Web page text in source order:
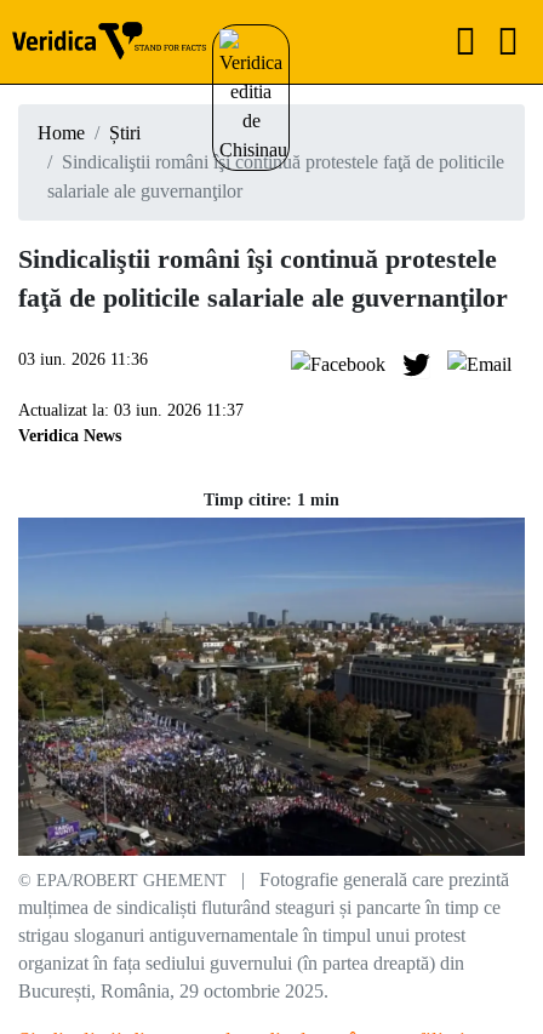
Home
Știri
Sindicaliştii români îşi continuă protestele faţă de politicile
salariale ale guvernanţilor
Sindicaliştii români îşi continuă protestele
faţă de politicile salariale ale guvernanţilor
© EPA/ROBERT GHEMENT
| Fotografie generală care prezintă
mulțimea de sindicaliști fluturând steaguri și pancarte în timp ce
strigau sloganuri antiguvernamentale în timpul unui protest
organizat în fața sediului guvernului (în partea dreaptă) din
București, România, 29 octombrie 2025.
03 iun. 2026 11:36
Actualizat la: 03 iun. 2026 11:37
Veridica News
Timp citire: 1 min